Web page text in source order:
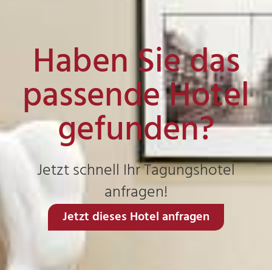
Haben Sie das
passende Hotel
gefunden?
Jetzt schnell Ihr Tagungshotel
anfragen!
Jetzt dieses Hotel anfragen